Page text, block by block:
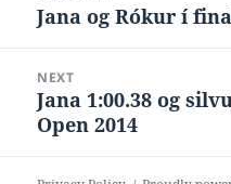
navigation
Previous
Jana og Rókur í
NEXT
Next
post:
Jana 1:00.38 og
Open 2014